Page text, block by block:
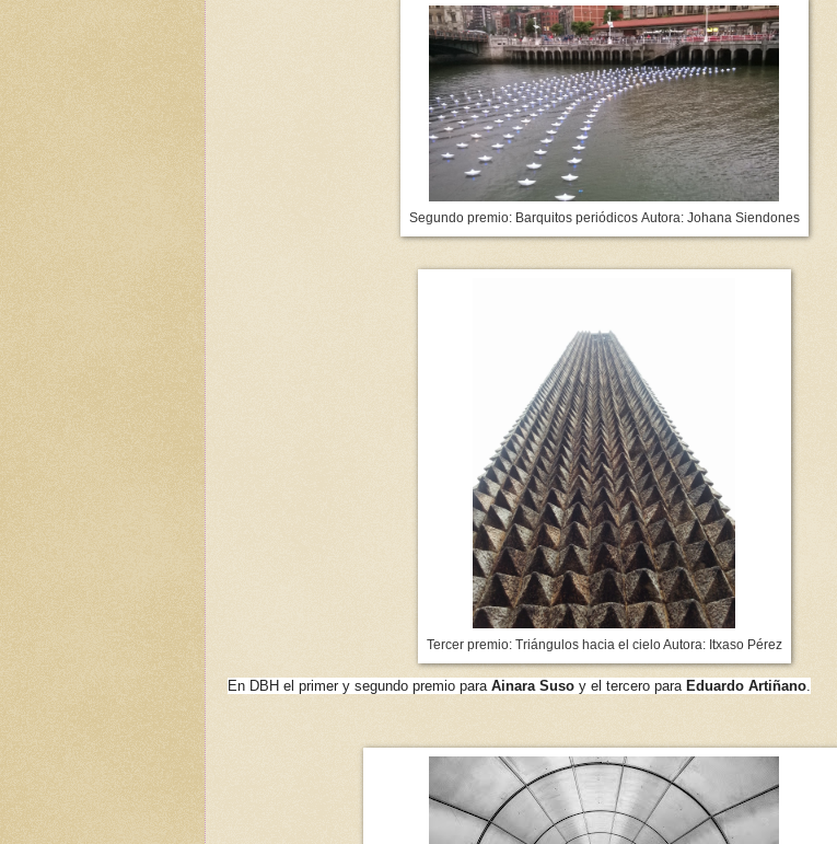
Segundo premio: Barquitos periódicos Autora: Johana Siendones
Tercer premio: Triángulos hacia el cielo Autora: Itxaso Pérez
En DBH el primer y segundo premio para Ainara Suso y el tercero para Eduardo Artiñano.